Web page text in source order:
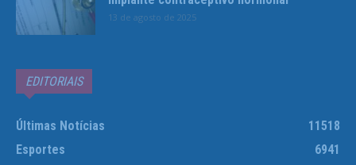
13 de agosto de 2025
EDITORIAIS
Últimas Notícias
11518
Esportes
6941